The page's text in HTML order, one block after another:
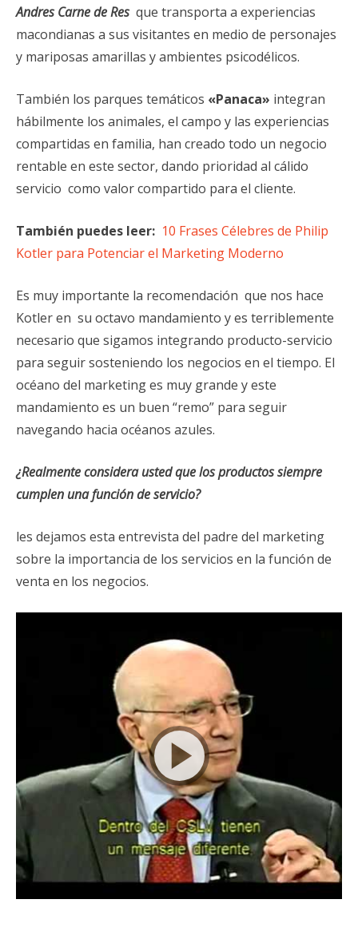
Andres Carne de Res que transporta a experiencias
macondianas a sus visitantes en medio de personajes
y mariposas amarillas y ambientes psicodélicos.
También los parques temáticos «Panaca» integran
hábilmente los animales, el campo y las experiencias
compartidas en familia, han creado todo un negocio
rentable en este sector, dando prioridad al cálido
servicio como valor compartido para el cliente.
También puedes leer: 10 Frases Célebres de Philip
Kotler para Potenciar el Marketing Moderno
Es muy importante la recomendación que nos hace
Kotler en su octavo mandamiento y es terriblemente
necesario que sigamos integrando producto-servicio
para seguir sosteniendo los negocios en el tiempo. El
océano del marketing es muy grande y este
mandamiento es un buen “remo” para seguir
navegando hacia océanos azules.
¿Realmente considera usted que los productos siempre
cumplen una función de servicio?
les dejamos esta entrevista del padre del marketing
sobre la importancia de los servicios en la función de
venta en los negocios.